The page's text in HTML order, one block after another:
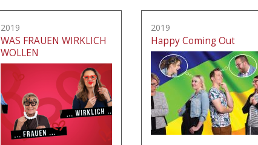
2019
WAS FRAUEN WIRKLICH
WOLLEN
2019
Happy Coming Out